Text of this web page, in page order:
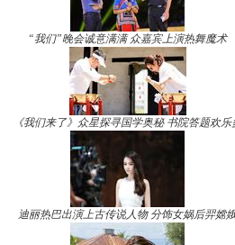
“我们”晚会诚意满满 众嘉宾上演热舞魔术
《我们来了》众星探寻国学奥秘 书院答题欢乐
迪丽热巴出演上古传说人物 分饰女娲后羿嫦